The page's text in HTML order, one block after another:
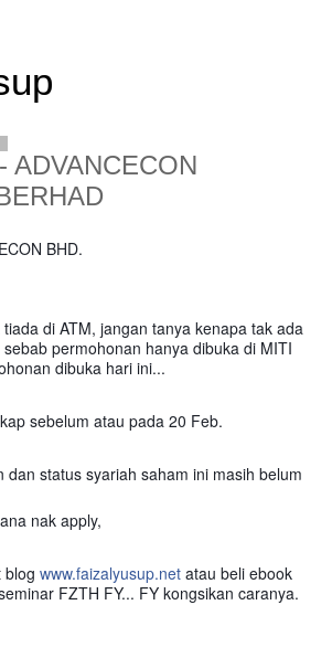
ADVANCECON
BHD.
di ATM, jangan tanya kenapa tak ada
permohonan hanya dibuka di MITI
dibuka hari ini...
sebelum atau pada 20 Feb.
dan status syariah saham ini masih belum
nak apply,
blog www.faizalyusup.net atau beli ebook
FZTH FY... FY kongsikan caranya.